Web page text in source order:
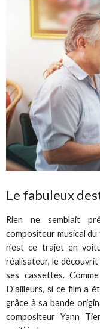
Le fabuleux
Rien ne semblait
compositeur musical du
n'est ce trajet en
réalisateur, le
ses cassettes.
D'ailleurs, si ce film a
grâce à sa bande
compositeur Yann